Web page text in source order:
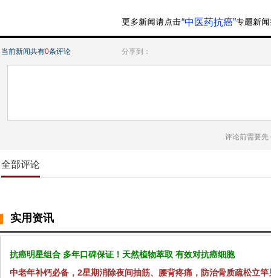
“中医药抗癌”
当前新闻共有0条评论 分享到：
评论前需要先
全部评论
实用资讯
抗癌明星组合 多年口碑保证！天然植物萃取 有效对抗癌细胞
中老年补钙必备，2星期消除夜间抽筋、腰背疼痛，防治骨质疏松立竿